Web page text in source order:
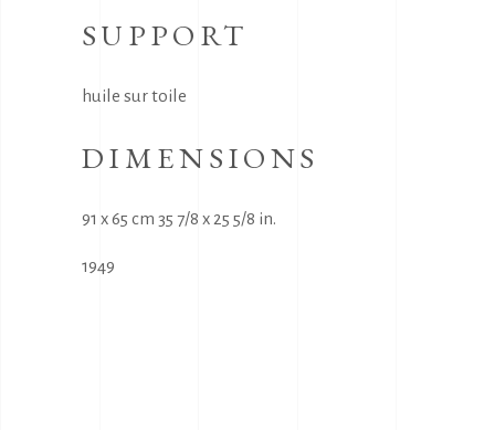
SUPPORT
huile sur toile
DIMENSIONS
91 x 65 cm 35 7/8 x 25 5/8 in.
1949